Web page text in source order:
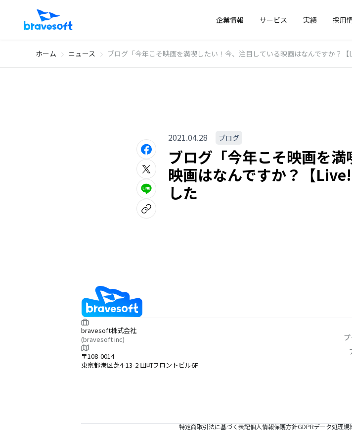
企業情報 サービス 実績 採用
ホーム ニュース ブログ「今年こそ映画を満喫したい！今、注目している映画はなんですか？
2021.04.28 ブログ
ブログ「今年こそ映画を
映画はなんですか？【
した
bravesoft株式会社
(bravesoft inc)
〒108-0014
東京都港区芝4-13-2 田町フロントビル6F
特定商取引法に基づく表記個人情報保護方針GDPRデータ処理規